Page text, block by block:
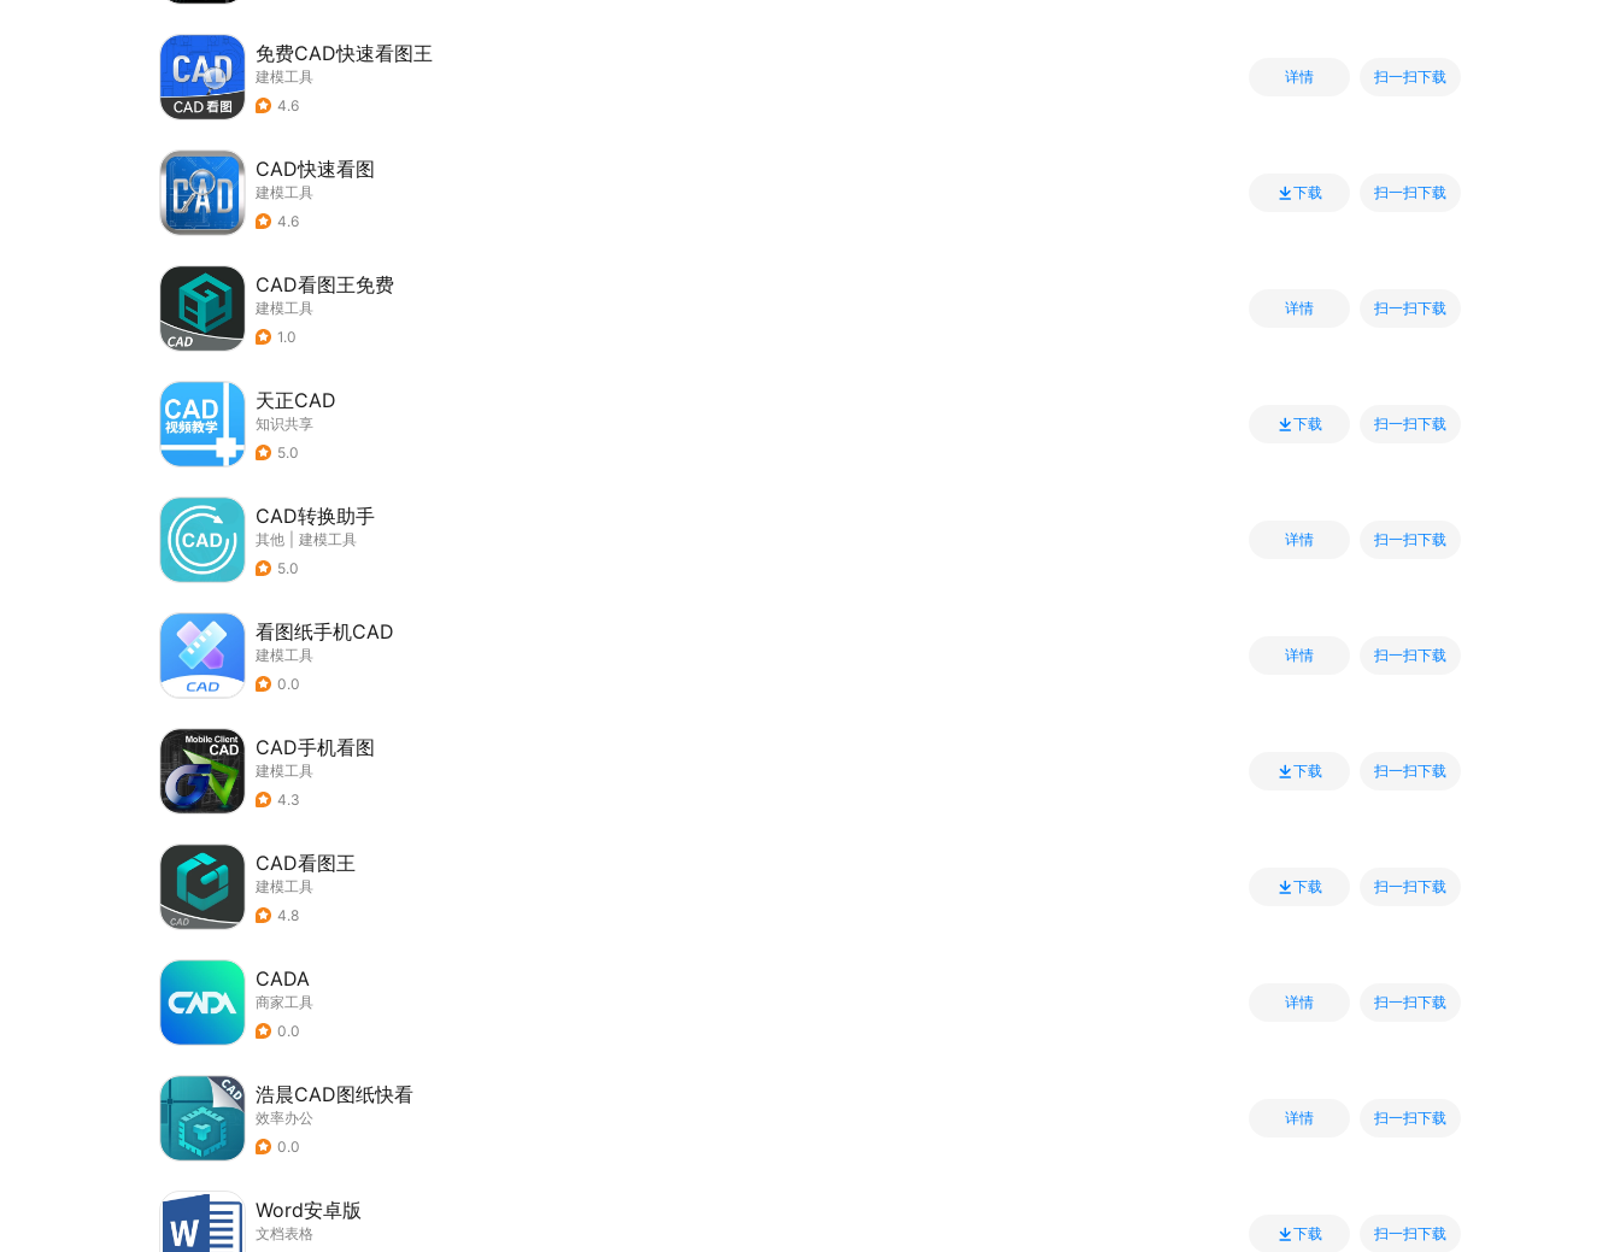
免费CAD快速看图王
建模工具
4.6
详情 扫一扫下载
CAD快速看图
建模工具
4.6
下载 扫一扫下载
CAD看图王免费
建模工具
1.0
详情 扫一扫下载
天正CAD
知识共享
5.0
下载 扫一扫下载
CAD转换助手
其他
建模工具
5.0
详情 扫一扫下载
看图纸手机CAD
建模工具
0.0
详情 扫一扫下载
CAD手机看图
建模工具
4.3
下载 扫一扫下载
CAD看图王
建模工具
4.8
下载 扫一扫下载
CADA
商家工具
0.0
详情 扫一扫下载
浩晨CAD图纸快看
效率办公
0.0
详情 扫一扫下载
Word安卓版
文档表格
下载 扫一扫下载